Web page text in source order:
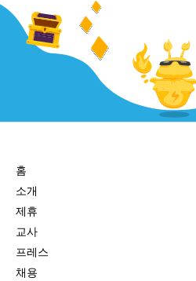
홈
소개
제휴
교사
프레스
채용